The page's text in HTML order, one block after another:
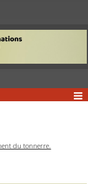
du tonnerre.